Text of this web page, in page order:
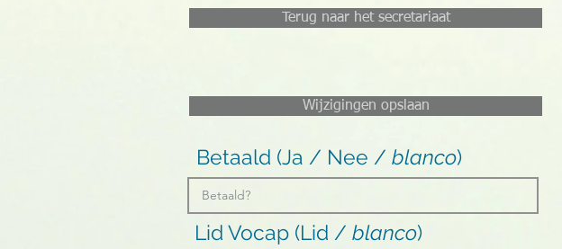
Terug naar het secretariaat
Wijzigingen opslaan
Betaald (Ja / Nee / blanco)
Lid Vocap (Lid / blanco)